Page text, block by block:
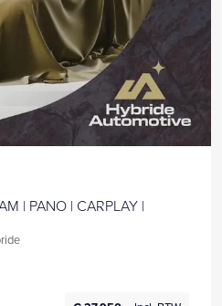
| PANO | CARPLAY |